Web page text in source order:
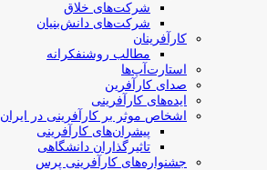
شرکت‌های خلاق
شرکت‌های دانش‌بنیان
کارآفرینان
مطالب روشنفکرانه
استارت‌آپ‌ها
صدای کارآفرین
ایده‌های کارآفرینی
اشخاص موثر بر کارآفرینی در ایران
پیشران‌های کارآفرینی
تاثیرگذاران دانشگاهی
جشنواره‌های کارآفرینی‌ پرس